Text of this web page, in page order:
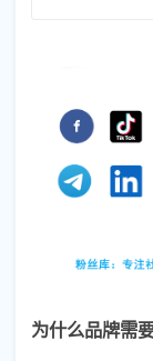
为什么品牌需